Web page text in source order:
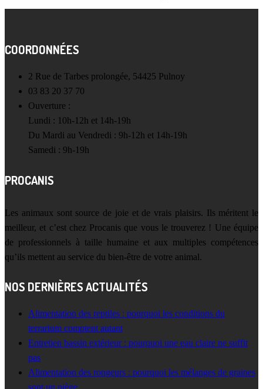
COORDONNÉES
2 Rue de Tarbes prolongée, 54425 Pulnoy
03 83 20 37 70
Ouverture :
Lundi : 10h-12h et 14h-19h
Du Mardi au Vendredi : 9h-12h et 14h-19h
Samedi : 9h-19h
PROCANIS
Les animaux sont source de joie et de vrais plaisirs. Ils méritent le
meilleur, et c’est chez Procanis que vous le trouverez ! Une équipe
de professionnels à taille humaine et aux multiples compétences
qu’ils mettent au service du bien-être de votre animal.
NOS DERNIÈRES ACTUALITÉS
Alimentation des reptiles : pourquoi les conditions du
terrarium comptent autant
Entretien bassin extérieur : pourquoi une eau claire ne suffit
pas
Alimentation des rongeurs : pourquoi les mélanges de graines
sont un piège